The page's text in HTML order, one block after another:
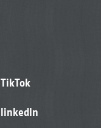
TikTok
linkedIn